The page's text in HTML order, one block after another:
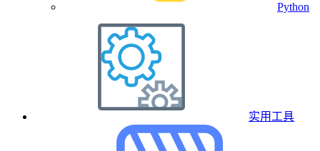
Python
实用工具